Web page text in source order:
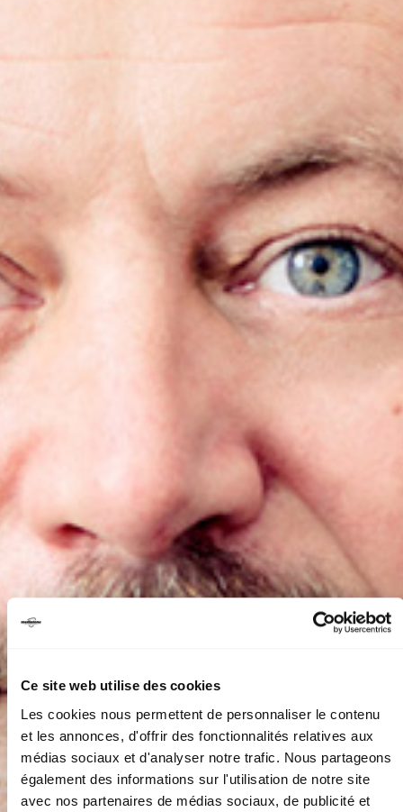
Ce site web utilise des cookies
Les cookies nous permettent de personnaliser le contenu
et les annonces, d'offrir des fonctionnalités relatives aux
médias sociaux et d'analyser notre trafic. Nous partageons
également des informations sur l'utilisation de notre site
avec nos partenaires de médias sociaux, de publicité et